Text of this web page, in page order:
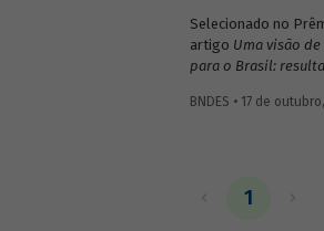
Selecionado no
artigo Uma visão
para o Brasil:
elaborado por um
conhecimento e
BNDES • 17 de
1